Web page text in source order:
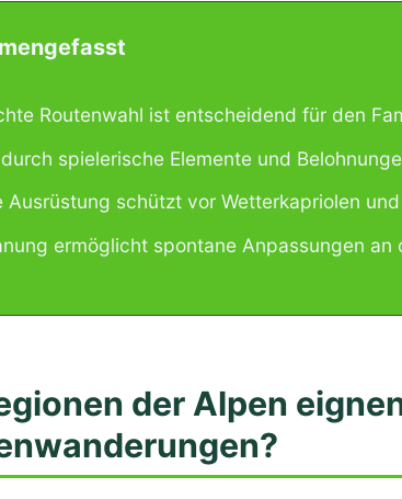
Routenwahl ist entscheidend für den
spielerische Elemente und
Ausrüstung schützt vor Wetterkapriolen
ermöglicht spontane Anpassungen an
der Alpen